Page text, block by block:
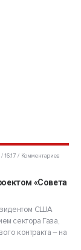
16:17
Комментариев
«Совета
США
сектора Газа,
контракта – на